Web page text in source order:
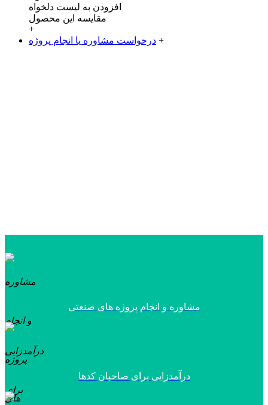
افزودن به لیست دلخواه
مقایسه این محصول
+
درخواست مشاوره یا انجام پروژه +
مشاوره و انجام پروژه های صنعتی
درآمدزایی برای صاحبان کدها